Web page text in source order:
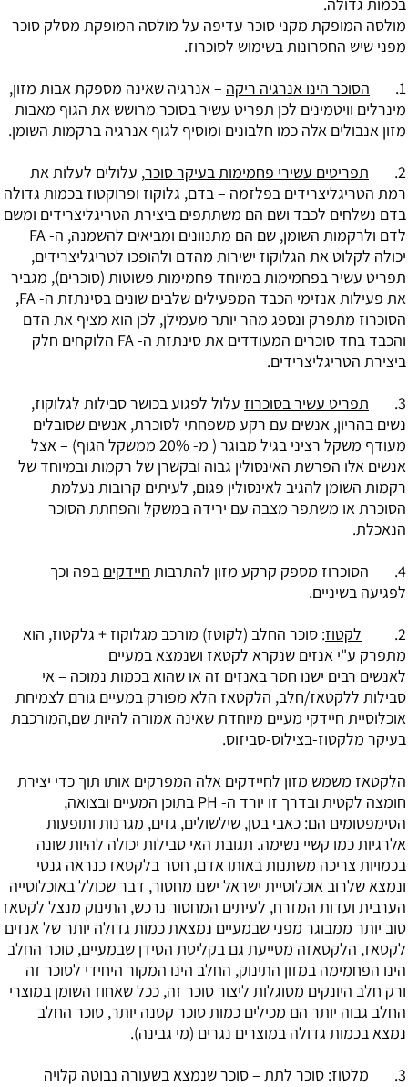
מולסה המופקת מקני סוכר עדיפה על מולסה המופקת מסלק סוכר
מפני שיש החסרונות בשימוש לסוכרוז.
1.
הסוכר הינו אנרגיה ריקה – אנרגיה שאינה מספקת אבות מזון,
מינרלים וויטמינים לכן תפריט עשיר בסוכר מרושש את הגוף מאבות
מזון אנבולים אלה כמו חלבונים ומוסיף לגוף אנרגיה ברקמות השומן.
2.
תפריטים עשירי פחמימות בעיקר סוכר, עלולים לעלות את
רמת הטריגליצרידים בפלזמה – בדם, גלוקוז ופרוקטוז בכמות גדולה
בדם נשלחים לכבד ושם הם משתתפים ביצירת הטריגליצרידים ומשם
לדם ולרקמות השומן, שם הם מתנוונים ומביאים להשמנה, ה- FA
יכולה לקלוט את הגלוקוז ישירות מהדם ולהופכו לטריגליצרידים,
תפריט עשיר בפחמימות במיוחד פחמימות פשוטות (סוכרים), מגביר
את פעילות אנזימי הכבד המפעילים שלבים שונים בסינתזת ה- FA,
הסוכרוז מתפרק ונספג מהר יותר מעמילן, לכן הוא מציף את הדם
והכבד בחד סוכרים המעודדים את סינתזת ה- FA הלוקחים חלק
ביצירת הטריגליצרידים.
3.
תפריט עשיר בסוכרוז עלול לפגוע בכושר סבילות לגלוקוז,
נשים בהריון, אנשים עם רקע משפחתי לסוכרת, אנשים שסובלים
מעודף משקל רציני בגיל מבוגר ( מ- 20% ממשקל הגוף) – אצל
אנשים אלו הפרשת האינסולין גבוה ובקשרן של רקמות ובמיוחד של
רקמות השומן להגיב לאינסולין פגום, לעיתים קרובות נעלמת
הסוכרת או משתפר מצבה עם ירידה במשקל והפחתת הסוכר
הנאכלת.
4. הסוכרוז מספק קרקע מזון להתרבות
חיידקים בפה וכך
לפגיעה בשיניים.
2.
לקטוז: סוכר החלב (לקוטז) מורכב מגלוקוז + גלקטוז, הוא
מתפרק ע"י אנזים שנקרא לקטאז ושנמצא במעיים
לאנשים רבים ישנו חסר באנזים זה או שהוא בכמות נמוכה – אי
סבילות ללקטאז/חלב, הלקטאז הלא מפורק במעיים גורם לצמיחת
אוכלוסיית חיידקי מעיים מיוחדת שאינה אמורה להיות שם,המורכבת
בעיקר מלקטוז-בצילוס-סביזוס.
הלקטאז משמש מזון לחיידקים אלה המפרקים אותו תוך כדי יצירת
חומצה לקטית ובדרך זו יורד ה- PH בתוכן המעיים ובצואה,
הסימפטומים הם: כאבי בטן, שילשולים, גזים, מגרנות ותופעות
אלרגיות כמו קשיי נשימה. תגובת האי סבילות יכולה להיות שונה
בכמויות צריכה משתנות באותו אדם, חסר בלקטאז כנראה גנטי
ונמצא שלרוב אוכלוסיית ישראל ישנו מחסור, דבר שכולל באוכלוסייה
הערבית ועדות המזרח, לעיתים המחסור נרכש, התינוק מנצל לקטאז
טוב יותר ממבוגר מפני שבמעיים נמצאת כמות גדולה יותר של אנזים
לקטאז, הלקטאזה מסייעת גם בקליטת הסידן שבמעיים, סוכר החלב
הינו הפחמימה במזון התינוק, החלב הינו המקור היחידי לסוכר זה
ורק חלב היונקים מסוגלות ליצור סוכר זה, ככל שאחוז השומן במוצרי
החלב גבוה יותר הם מכילים כמות סוכר קטנה יותר, סוכר החלב
נמצא בכמות גדולה במוצרים נגרים (מי גבינה).
3.
מלטוז: סוכר לתת – סוכר שנמצא בשעורה נבוטה קלויה